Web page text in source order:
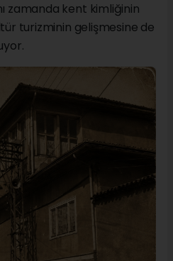
zamanda kent kimliğinin
turizminin gelişmesine de